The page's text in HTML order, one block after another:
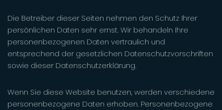
Die Betreiber dieser Seiten nehmen den Schutz Ihrer
persönlichen Daten sehr ernst. Wir behandeln Ihre
personenbezogenen Daten vertraulich und
entsprechend der gesetzlichen Datenschutzvorschriften
sowie dieser Datenschutzerklärung.
Wenn Sie diese Website benutzen, werden verschiedene
personenbezogene Daten erhoben. Personenbezogene